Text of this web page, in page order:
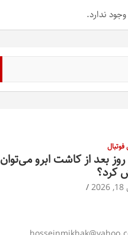
ندارد.
بعد از کاشت ابرو می‌توان
کرد؟